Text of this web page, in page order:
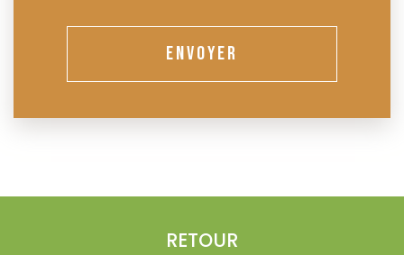
ENVOYER
RETOUR